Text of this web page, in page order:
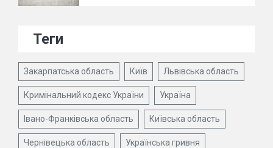
Теги
Закарпатська область Київ Львівська область
Кримінальний кодекс України Україна
Івано-Франківська область Київська область
Чернівецька область Українська гривня